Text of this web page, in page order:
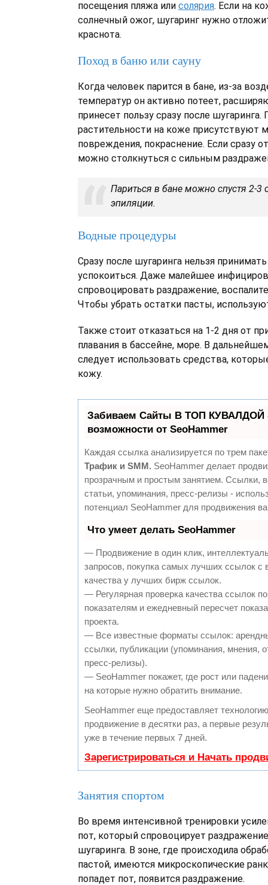
посещения пляжа или солярия. Если на
солнечный ожог, шугаринг нужно
краснота.
Поход в баню или сауну
Когда человек парится в бане, из-за
температур он активно потеет,
принесет пользу сразу после шугаринга.
растительности на коже присутствуют
повреждения, покраснение. Если сразу
можно столкнуться с сильным
Париться в бане можно спустя 2-3
эпиляции.
Водные процедуры
Сразу после шугаринга нельзя
успокоиться. Даже малейшее
спровоцировать раздражение,
Чтобы убрать остатки пасты,
Также стоит отказаться на 1-2 дня от
плавания в бассейне, море. В
следует использовать средства,
кожу.
Забиваем Сайты В ТОП КУВАЛДОЙ
возможности от SeoHammer
Каждая ссылка анализируется по трем
Трафик и SMM. SeoHammer делает
прозрачным и простым занятием. Ссылки,
статьи, упоминания, пресс-релизы -
потенциал SeoHammer для продвижения
Что умеет делать SeoHammer
— Продвижение в один клик,
запросов, покупка самых лучших ссылок с
качества у лучших бирж ссылок.
— Регулярная проверка качества ссылок
показателям и ежедневный пересчет
проекта.
— Все известные форматы ссылок:
ссылки, публикации (упоминания, мнения,
пресс-релизы).
— SeoHammer покажет, где рост или
на которые нужно обратить внимание.
SeoHammer еще предоставляет
продвижение в десятки раз, а первые
уже в течение первых 7 дней.
Зарегистрироваться и Начать
Занятия спортом
Во время интенсивной тренировки
пот, который спровоцирует
шугаринга. В зоне, где происходила
пастой, имеются микроскопические
попадет пот, появится раздражение.